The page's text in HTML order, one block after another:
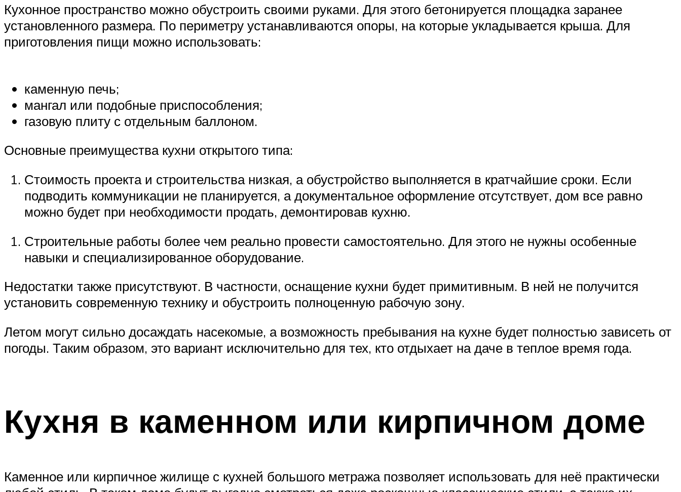
Кухонное пространство можно обустроить своими руками. Для этого бетонируется площадка заранее
установленного размера. По периметру устанавливаются опоры, на которые укладывается крыша. Для
приготовления пищи можно использовать:
каменную печь;
мангал или подобные приспособления;
газовую плиту с отдельным баллоном.
Основные преимущества кухни открытого типа:
Стоимость проекта и строительства низкая, а обустройство выполняется в кратчайшие сроки. Если
подводить коммуникации не планируется, а документальное оформление отсутствует, дом все равно
можно будет при необходимости продать, демонтировав кухню.
Строительные работы более чем реально провести самостоятельно. Для этого не нужны особенные
навыки и специализированное оборудование.
Недостатки также присутствуют. В частности, оснащение кухни будет примитивным. В ней не получится
установить современную технику и обустроить полноценную рабочую зону.
Летом могут сильно досаждать насекомые, а возможность пребывания на кухне будет полностью зависеть от
погоды. Таким образом, это вариант исключительно для тех, кто отдыхает на даче в теплое время года.
Кухня в каменном или кирпичном доме
Каменное или кирпичное жилище с кухней большого метража позволяет использовать для неё практически